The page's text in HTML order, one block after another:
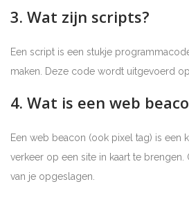
3. Wat zijn scripts?
Een script is een stukje
maken. Deze code wordt uitgevoerd
4. Wat is een web
Een web beacon (ook pixel tag) is
verkeer op een site in kaart te
van je opgeslagen.